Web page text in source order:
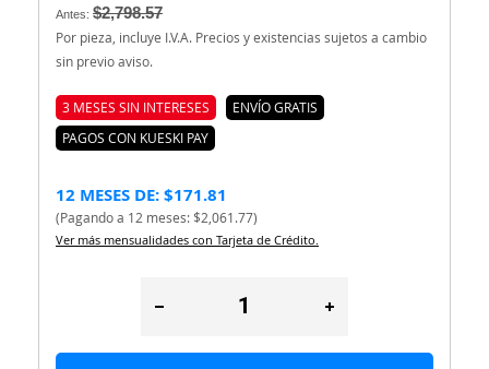
Antes: $2,798.57
Por pieza, incluye I.V.A. Precios y existencias sujetos a cambio
sin previo aviso.
3 MESES SIN INTERESES
ENVÍO GRATIS
PAGOS CON KUESKI PAY
12 MESES DE: $171.81
(Pagando a 12 meses: $2,061.77)
Ver más mensualidades con Tarjeta de Crédito.